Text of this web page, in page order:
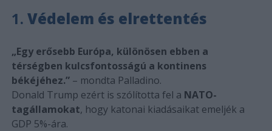
1. Védelem és elrettentés
„Egy erősebb Európa, különösen ebben a
térségben kulcsfontosságú a kontinens
békéjéhez.”– mondta Palladino.
Donald Trump ezért is szólította fel a NATO-
tagállamokat, hogy katonai kiadásaikat emeljék a
GDP 5%-ára.